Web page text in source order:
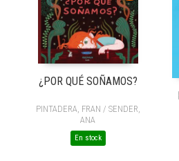
¿POR QUÉ SOÑAMOS?
PINTADERA, FRAN / SENDER,
ANA
En stock